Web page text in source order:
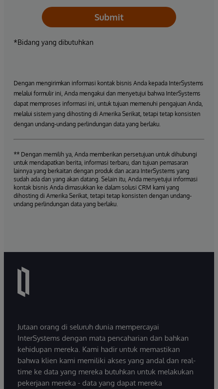
Submit
*Bidang yang dibutuhkan
Dengan mengirimkan informasi kontak bisnis Anda kepada InterSystems
melalui formulir ini, Anda mengakui dan menyetujui bahwa InterSystems
dapat memproses informasi ini, untuk tujuan memenuhi pengajuan Anda,
melalui sistem yang dihosting di Amerika Serikat, tetapi tetap konsisten
dengan undang-undang perlindungan data yang berlaku.
** Dengan memilih ya, Anda memberikan persetujuan untuk dihubungi
untuk mendapatkan berita, informasi terbaru, dan tujuan pemasaran
lainnya yang berkaitan dengan produk dan acara InterSystems yang
sudah ada dan yang akan datang. Selain itu, Anda menyetujui informasi
kontak bisnis Anda dimasukkan ke dalam solusi CRM kami yang
dihosting di Amerika Serikat, tetapi tetap konsisten dengan undang-
undang perlindungan data yang berlaku.
Jutaan orang di seluruh dunia mempercayai
InterSystems dengan mata pencaharian dan bahkan
kehidupan mereka. Kami hadir untuk memastikan
bahwa klien kami memiliki akses yang andal dan real-
time ke data yang mereka butuhkan untuk melakukan
pekerjaan mereka - data yang dapat mereka